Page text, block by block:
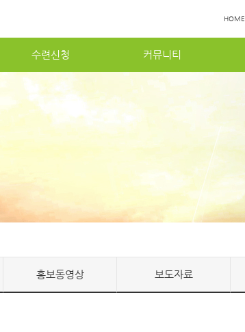
HOME
수련신청 커뮤니티
홍보동영상 보도자료